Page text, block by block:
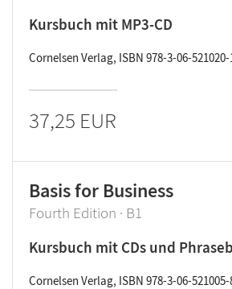
Kursbuch mit MP3-CD
Cornelsen Verlag, ISBN 978-3-06-521020-
37,25 EUR
Basis for Business
Fourth Edition · B1
Kursbuch mit CDs und
Cornelsen Verlag, ISBN 978-3-06-521005-